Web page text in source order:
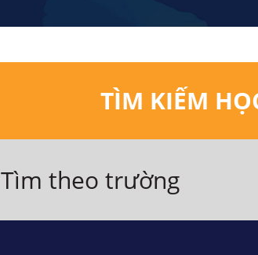
TÌM KIẾM
Tìm theo trường